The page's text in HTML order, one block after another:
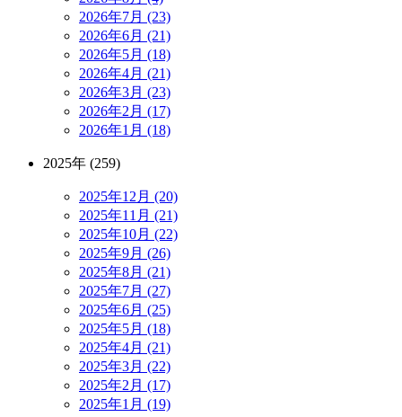
2026年7月 (23)
2026年6月 (21)
2026年5月 (18)
2026年4月 (21)
2026年3月 (23)
2026年2月 (17)
2026年1月 (18)
2025年 (259)
2025年12月 (20)
2025年11月 (21)
2025年10月 (22)
2025年9月 (26)
2025年8月 (21)
2025年7月 (27)
2025年6月 (25)
2025年5月 (18)
2025年4月 (21)
2025年3月 (22)
2025年2月 (17)
2025年1月 (19)